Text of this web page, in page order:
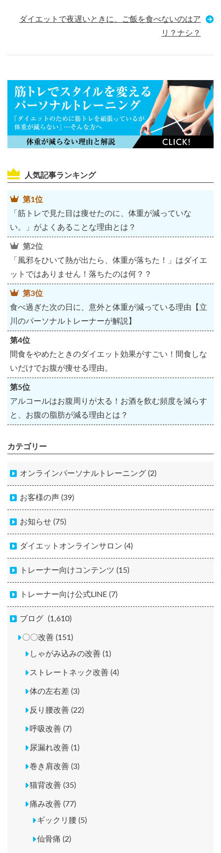
ダイエットで夜遅いときに、ご飯を食べないのはア
リ？ナシ？
人気記事ランキング
第1位
「筋トレで見た目は痩せたのに、体重が減っていな
い。」がよくあることな理由とは？
第2位
「風邪をひいて熱が出たら、体重が落ちた！」はダイエ
ットではありません！落ちたのは何？？
第3位
食べ過ぎた次の日に、意外と体重が減っている理由【立
川のパーソナルトレーナーが解説】
第4位
間食をやめたときのダイエット効果がすごい！間食しな
いだけでお腹が痩せる理由。
第5位
アルコールはお腹周りが太る！お酒を飲む頻度を減らす
と、お腹の脂肪が減る理由とは？
カテゴリー
オンラインパーソナルトレーニング (2)
お客様の声 (39)
お知らせ (75)
ダイエットオンラインサロン (4)
トレーナー向けコンテンツ (15)
トレーナー向け公式LINE (7)
ブログ (1,610)
〇〇改善 (151)
しゃがみ込みの改善 (1)
ストレートネック改善 (4)
体の左右差 (3)
反り腰改善 (22)
呼吸改善 (7)
尿漏れ改善 (1)
巻き肩改善 (3)
猫背改善 (35)
痛み改善 (77)
ギックリ腰 (5)
仙骨痛 (2)